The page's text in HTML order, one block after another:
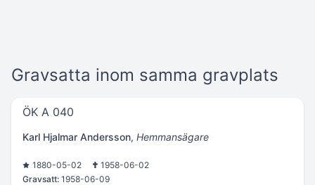
Gravsatta inom samma gravplats
ÖK A 040
Karl Hjalmar Andersson, Hemmansägare
1880-05-02
1958-06-02
Gravsatt: 1958-06-09